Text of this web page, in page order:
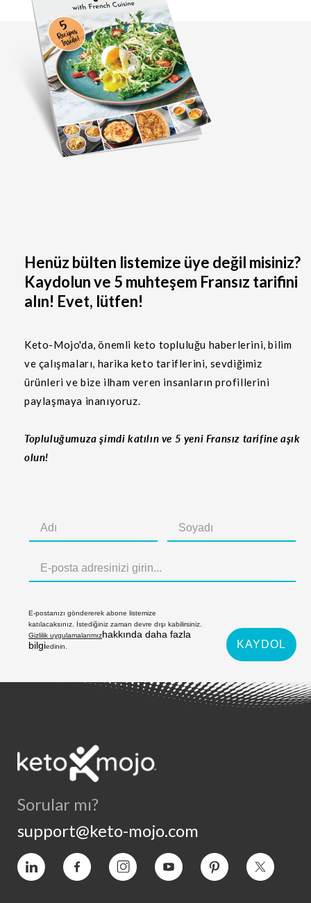
Henüz bülten listemize üye değil misiniz?
Kaydolun ve 5 muhteşem Fransız tarifini
alın! Evet, lütfen!
Keto-Mojo'da, önemli keto topluluğu haberlerini, bilim
ve çalışmaları, harika keto tariflerini, sevdiğimiz
ürünleri ve bize ilham veren insanların profillerini
paylaşmaya inanıyoruz.
Topluluğumuza şimdi katılın ve 5 yeni Fransız tarifine aşık
olun!
E-postanızı göndererek abone listemize
katılacaksınız. İstediğiniz zaman devre dışı kabilirsiniz.
Gizlilik uygulamalarımızhakkında daha fazla
bilgiedinin. KAYDOL
Sorular mı?
support@keto-mojo.com
Vimeo Facebook InstagramYouTube Pinterest Heyecan